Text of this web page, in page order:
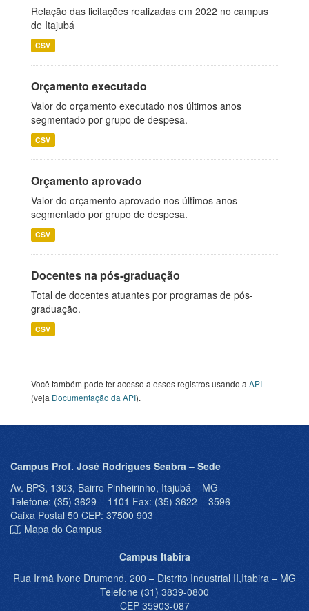
Relação das licitações realizadas em 2022 no campus
de Itajubá
CSV
Orçamento executado
Valor do orçamento executado nos últimos anos
segmentado por grupo de despesa.
CSV
Orçamento aprovado
Valor do orçamento aprovado nos últimos anos
segmentado por grupo de despesa.
CSV
Docentes na pós-graduação
Total de docentes atuantes por programas de pós-
graduação.
CSV
Você também pode ter acesso a esses registros usando a API
(veja Documentação da API).
Campus Prof. José Rodrigues Seabra – Sede
Av. BPS, 1303, Bairro Pinheirinho, Itajubá – MG
Telefone: (35) 3629 – 1101 Fax: (35) 3622 – 3596
Caixa Postal 50 CEP: 37500 903
Mapa do Campus
Campus Itabira
Rua Irmã Ivone Drumond, 200 – Distrito Industrial II,Itabira – MG
Telefone (31) 3839-0800
CEP 35903-087